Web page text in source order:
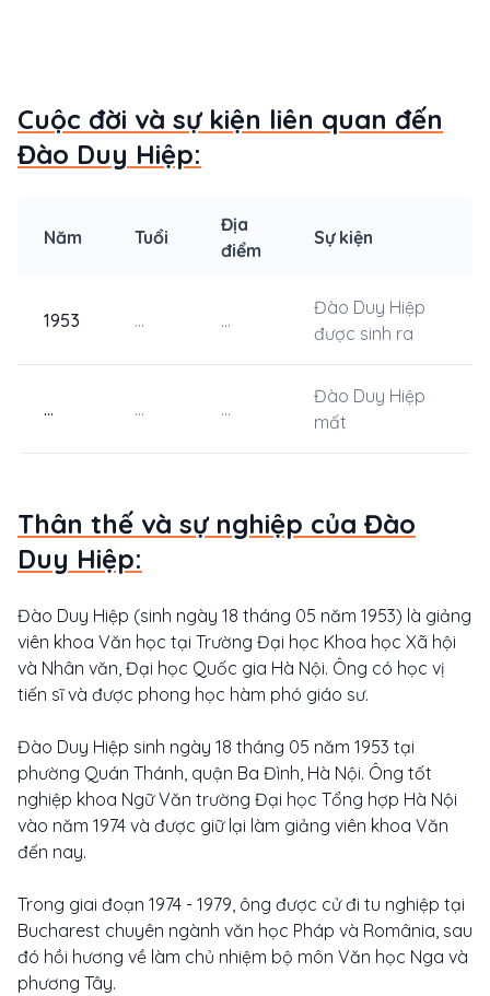
Cuộc đời và sự kiện liên quan đến
Đào Duy Hiệp:
Năm Tuổi
Địa
điểm
Sự kiện
1953 ... ...
Đào Duy Hiệp
được sinh ra
... ... ...
Đào Duy Hiệp
mất
Thân thế và sự nghiệp của Đào
Duy Hiệp:
Đào Duy Hiệp (sinh ngày 18 tháng 05 năm 1953) là giảng
viên khoa Văn học tại Trường Đại học Khoa học Xã hội
và Nhân văn, Đại học Quốc gia Hà Nội. Ông có học vị
tiến sĩ và được phong học hàm phó giáo sư.
Đào Duy Hiệp sinh ngày 18 tháng 05 năm 1953 tại
phường Quán Thánh, quận Ba Đình, Hà Nội. Ông tốt
nghiệp khoa Ngữ Văn trường Đại học Tổng hợp Hà Nội
vào năm 1974 và được giữ lại làm giảng viên khoa Văn
đến nay.
Trong giai đoạn 1974 - 1979, ông được cử đi tu nghiệp tại
Bucharest chuyên ngành văn học Pháp và România, sau
đó hồi hương về làm chủ nhiệm bộ môn Văn học Nga và
phương Tây.